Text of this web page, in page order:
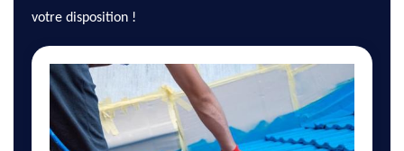
votre disposition !